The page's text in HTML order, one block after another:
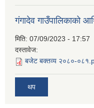
गंगादेव गाउँपालिकाको
मिति: 07/09/2023 - 17:57
दस्तावेज:
बजेट बक्तव्य २०८०-
थप